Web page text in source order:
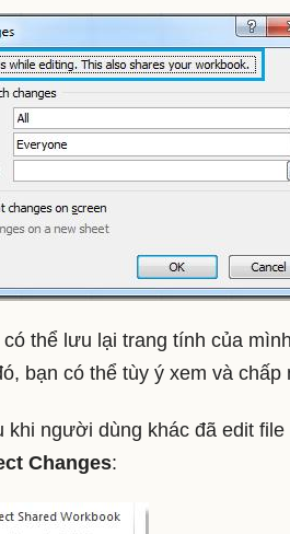
thể lưu lại trang tính của
bạn có thể tùy ý xem và
khi người dùng khác đã edit
Changes: